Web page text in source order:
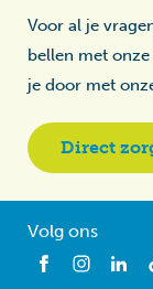
Voor al je
bellen met
je door met
Direct
Volg ons